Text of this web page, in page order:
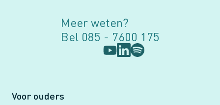
Meer weten?
Bel 085 - 7600 175
Voor ouders